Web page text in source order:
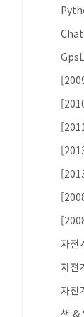
자전
자전
자전
책 &